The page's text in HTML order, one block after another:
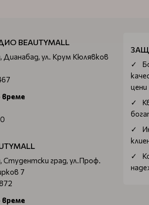
BEAUTYMALL
Дианабад, ул. Крум Кюлявков
Студентски град, ул.Проф.
7
цени